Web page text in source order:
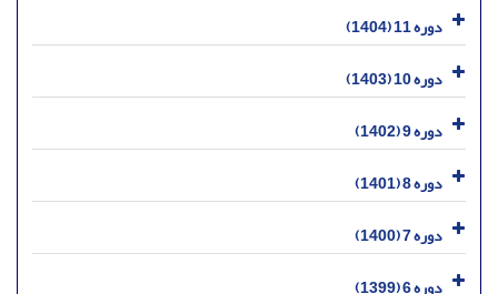
دوره 11 (1404)
دوره 10 (1403)
دوره 9 (1402)
دوره 8 (1401)
دوره 7 (1400)